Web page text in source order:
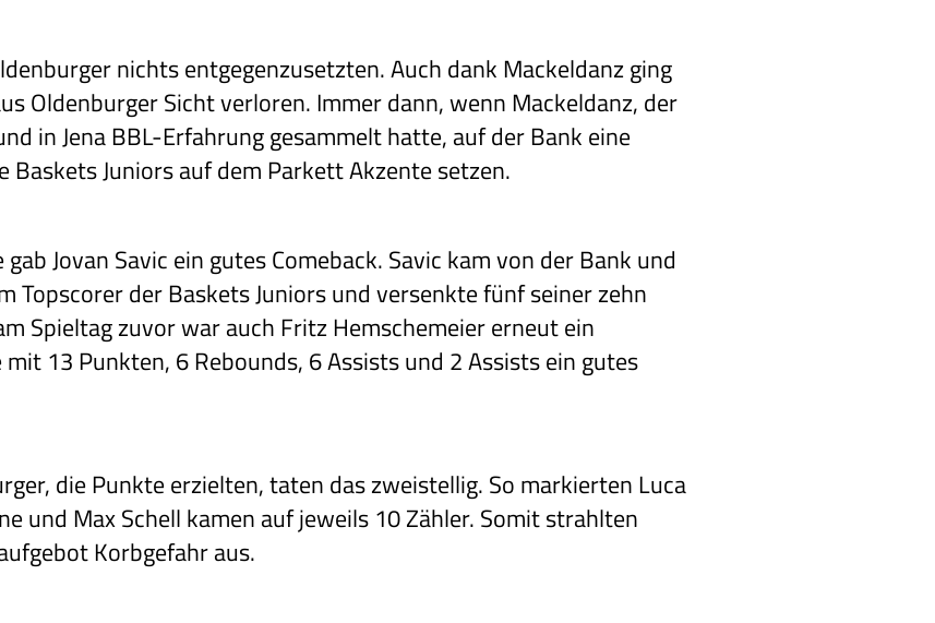
nichts entgegenzusetzten. Auch dank Mackeldanz ging
Oldenburger Sicht verloren. Immer dann, wenn Mackeldanz, der
in Jena BBL-Erfahrung gesammelt hatte, auf der Bank eine
Baskets Juniors auf dem Parkett Akzente setzen.
Jovan Savic ein gutes Comeback. Savic kam von der Bank und
Topscorer der Baskets Juniors und versenkte fünf seiner zehn
Spieltag zuvor war auch Fritz Hemschemeier erneut ein
13 Punkten, 6 Rebounds, 6 Assists und 2 Assists ein gutes
die Punkte erzielten, taten das zweistellig. So markierten Luca
und Max Schell kamen auf jeweils 10 Zähler. Somit strahlten
Korbgefahr aus.